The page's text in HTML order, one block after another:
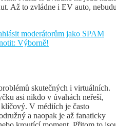
Až to zvládne i EV auto,
moderátorům jako SPAM
Výborně!
skutečných i virtuálních.
asi nikdo v úvahách neřeší,
V médiích je často
a naopak je až fanaticky